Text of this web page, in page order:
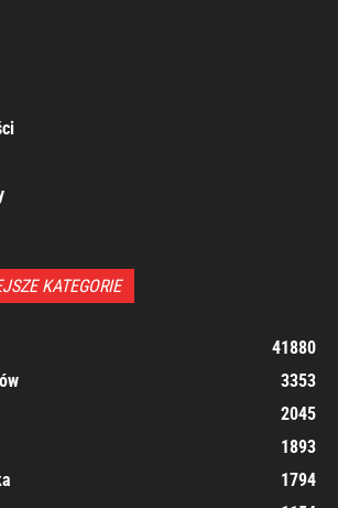
KATEGORIE
41880
3353
2045
1893
1794